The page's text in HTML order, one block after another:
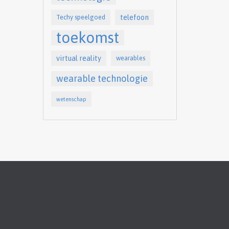
Techy speelgoed telefoon
toekomst
virtual reality wearables
wearable technologie
wetenschap